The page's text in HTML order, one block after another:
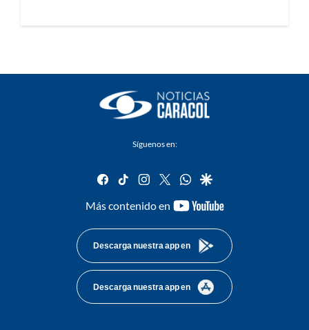
Síguenos en:
facebook
tiktok instagram
twitterwhatsapp
google
Más contenido en
youtube-
Descarga nuestra app en
Descarga nuestra app en